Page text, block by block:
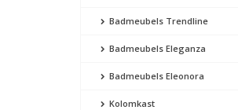
Badmeubels Trendline
Badmeubels Eleganza
Badmeubels Eleonora
Kolomkast